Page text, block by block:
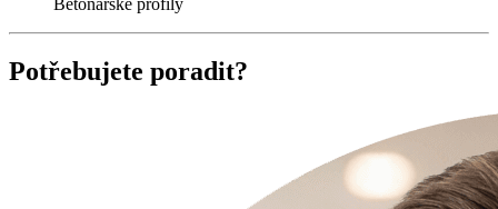
Potřebujete poradit?